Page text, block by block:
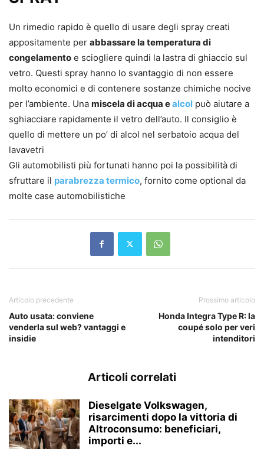
Un rimedio rapido è quello di usare degli spray creati
appositamente per abbassare la temperatura di
congelamento e sciogliere quindi la lastra di ghiaccio sul
vetro. Questi spray hanno lo svantaggio di non essere
molto economici e di contenere sostanze chimiche nocive
per l’ambiente. Una miscela di acqua ealcol può aiutare a
sghiacciare rapidamente il vetro dell’auto. Il consiglio è
quello di mettere un po’ di alcol nel serbatoio acqua del
lavavetri
Gli automobilisti più fortunati hanno poi la possibilità di
sfruttare il parabrezza termico, fornito come optional da
molte case automobilistiche
Articolo precedente
Auto usata: conviene
venderla sul web? vantaggi e
insidie
Prossimo articolo
Honda Integra Type R: la
coupé solo per veri
intenditori
Articoli correlati
Dieselgate Volkswagen,
risarcimenti dopo la vittoria di
Altroconsumo: beneficiari,
importi e...